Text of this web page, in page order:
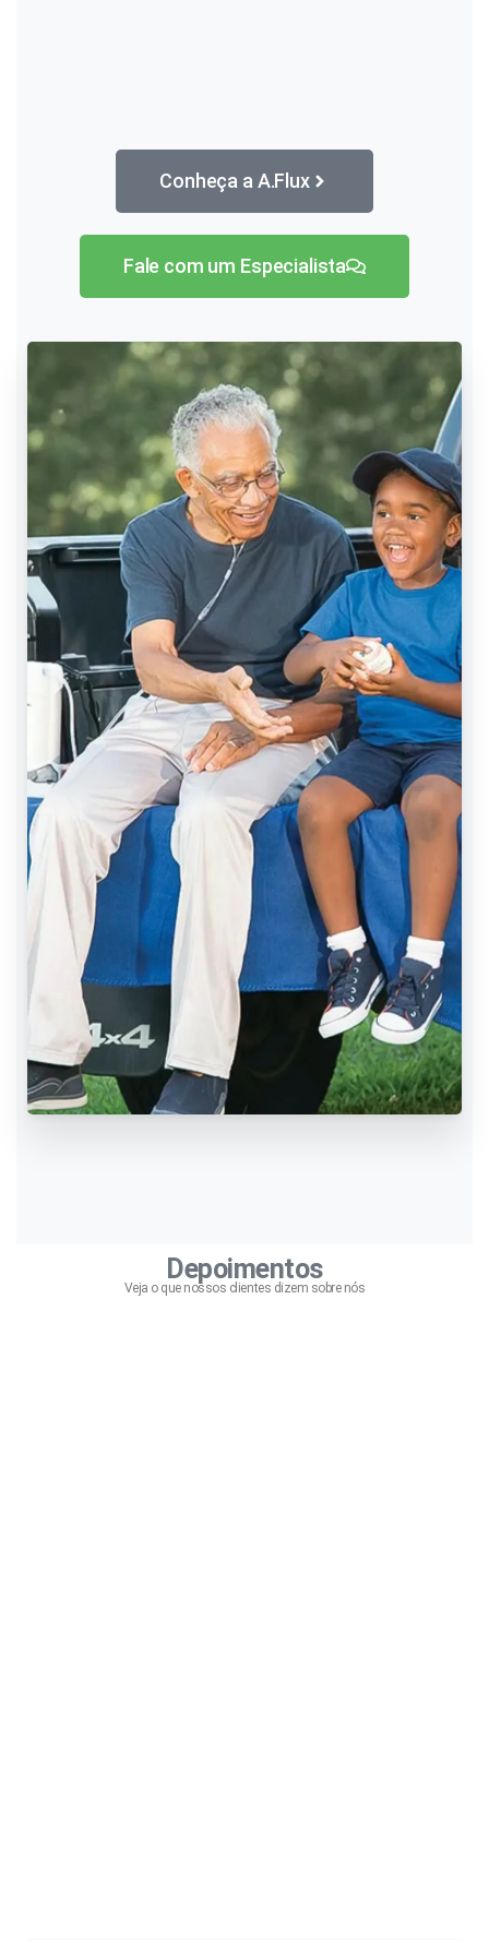
Conheça a A.Flux
Fale com um Especialista
Depoimentos
Veja o que nossos clientes dizem sobre nós